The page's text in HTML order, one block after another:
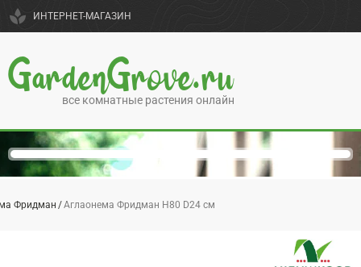
spa ИНТЕРНЕТ-МАГАЗИН
GardenGrove.ru
все комнатные растения онлайн
Фридман Аглаонема Фридман H80 D24 см